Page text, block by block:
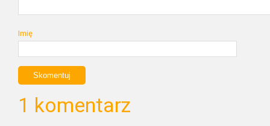
Imię
1 komentarz